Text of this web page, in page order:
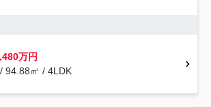
万円
94.88㎡ / 4LDK